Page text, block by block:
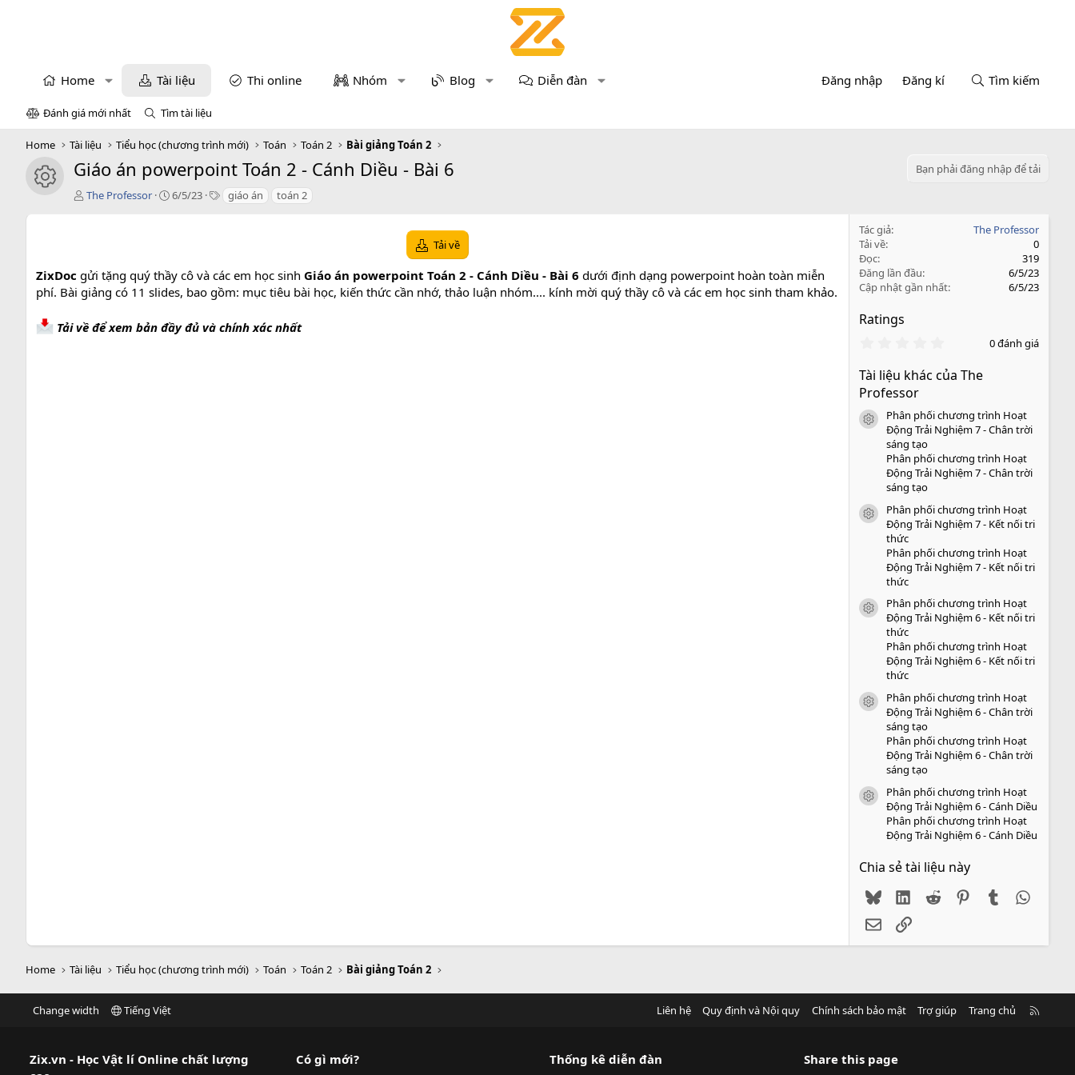
Home Tài liệu Thi online Nhóm Blog Diễn đàn Đăng nhập Đăng kí Tìm kiếm
Đánh giá mới nhất Tìm tài liệu
Home Tài liệu Tiểu học (chương trình mới) Toán Toán 2 Bài giảng Toán 2
icon tài liệu
Giáo án powerpoint Toán 2 - Cánh Diều - Bài 6
Bạn phải đăng nhập để tải
T
The Professor
C
o
n
a
t
6/5/23
T giáo án toán 2
Tải về
ZixDoc gửi tặng quý thầy cô và các em học sinh Giáo án powerpoint Toán 2 - Cánh Diều - Bài 6 dưới định dạng powerpoint hoàn toàn miễn
phí. Bài giảng có 11 slides, bao gồm: mục tiêu bài học, kiến thức cần nhớ, thảo luận nhóm.... kính mời quý thầy cô và các em học sinh tham khảo.
Tải về để xem bản đầy đủ và chính xác nhất
Tác giả
The Professor
Tải về
0
Đọc
319
Đăng lần đầu
6/5/23
Cập nhật gần nhất
6/5/23
Ratings
0
0
o
0 đánh giá
Tài liệu khác của The
Professor
icon tài liệu
Phân phối chương trình Hoạt
Động Trải Nghiệm 7 - Chân trời
sáng tạo
Phân phối chương trình Hoạt
Động Trải Nghiệm 7 - Chân trời
sáng tạo
icon tài liệu
Phân phối chương trình Hoạt
Động Trải Nghiệm 7 - Kết nối tri
thức
Phân phối chương trình Hoạt
Động Trải Nghiệm 7 - Kết nối tri
thức
icon tài liệu
Phân phối chương trình Hoạt
Động Trải Nghiệm 6 - Kết nối tri
thức
Phân phối chương trình Hoạt
Động Trải Nghiệm 6 - Kết nối tri
thức
icon tài liệu
Phân phối chương trình Hoạt
Động Trải Nghiệm 6 - Chân trời
sáng tạo
Phân phối chương trình Hoạt
Động Trải Nghiệm 6 - Chân trời
sáng tạo
icon tài liệu
Phân phối chương trình Hoạt
Động Trải Nghiệm 6 - Cánh Diều
Phân phối chương trình Hoạt
Động Trải Nghiệm 6 - Cánh Diều
Chia sẻ tài liệu này
BlueskyLinkedIn
Reddit PinterestTumblr
EmailLink
Home Tài liệu Tiểu học (chương trình mới) Toán Toán 2 Bài giảng Toán 2
Change width Tiếng Việt Liên hệ Quy định và Nội quy Chính sách bảo mật Trợ giúp Trang chủ
Zix.vn - Học Vật lí Online chất lượng
Có gì mới? Thống kê diễn đàn Share this page